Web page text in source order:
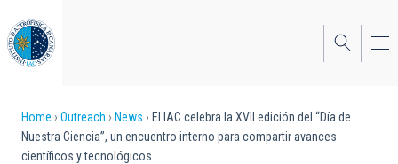
to
main
content
Breadcrumb
Home Outreach News
El IAC celebra la XVII edición del “Día de
Nuestra Ciencia”, un encuentro interno para compartir avances
científicos y tecnológicos